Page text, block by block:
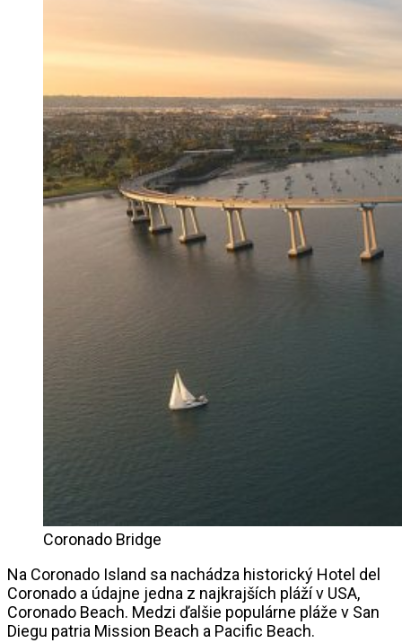
Coronado Bridge
Na Coronado Island sa nachádza historický Hotel del
Coronado a údajne jedna z najkrajších pláží v USA,
Coronado Beach. Medzi ďalšie populárne pláže v San
Diegu patria Mission Beach a Pacific Beach.